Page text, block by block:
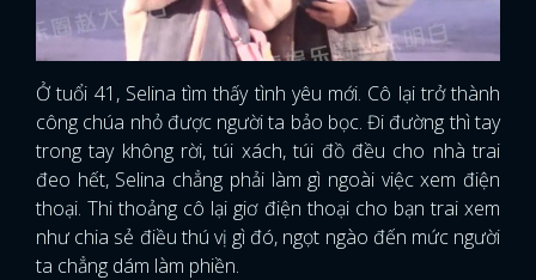
Ở tuổi 41, Selina tìm thấy tình yêu mới. Cô lại trở thành
công chúa nhỏ được người ta bảo bọc. Đi đường thì tay
trong tay không rời, túi xách, túi đồ đều cho nhà trai
đeo hết, Selina chẳng phải làm gì ngoài việc xem điện
thoại. Thi thoảng cô lại giơ điện thoại cho bạn trai xem
như chia sẻ điều thú vị gì đó, ngọt ngào đến mức người
ta chẳng dám làm phiền.